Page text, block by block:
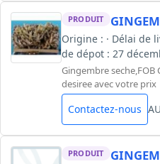
PRODUIT
Origine : · Délai de
de dépot : 27
Gingembre
desiree avec votre prix
Contactez-nous
PRODUIT